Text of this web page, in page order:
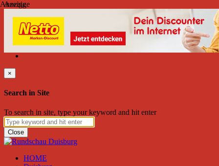
Freitag, August 07, 2026
Friend on Facebook Follow on Twitter
Subscribe to RSS
Search
×
Search in Site
To search in site, type your keyword and hit enter
Close
HOME
Anzeige
Anzeige